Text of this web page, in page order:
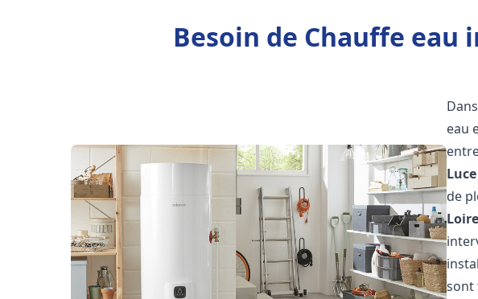
Besoin de Chauffe eau
eau
de
Loire
sont